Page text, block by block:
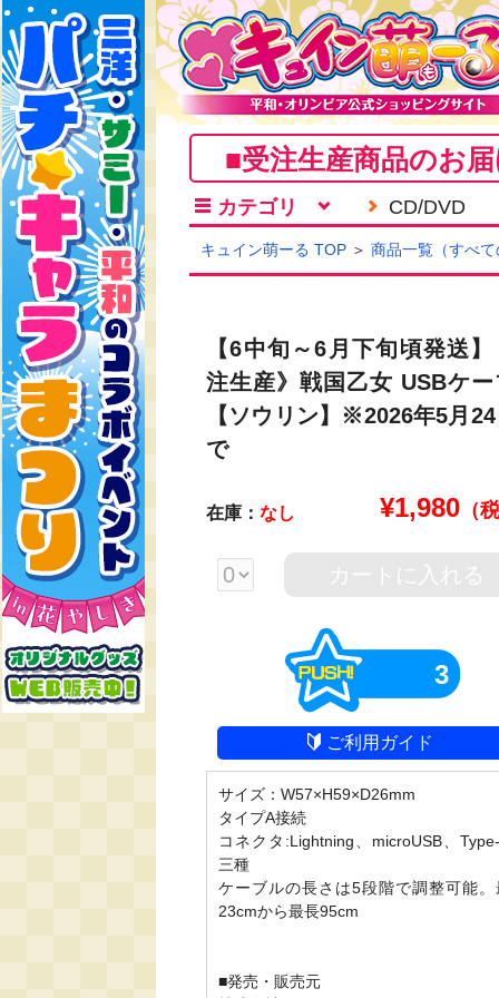
■受注生産商品のお
カテゴリ CD/DVD
キュイン萌ーる TOP ＞ 商品一覧（すべ
【6中旬～6月下旬頃発送
注生産》戦国乙女 USBケー
【ソウリン】※2026年5月
で
在庫： なし ¥1,980 （
カートに入れる
3
ご利用ガイド
サイズ：W57×H59×D26mm
タイプA接続
コネクタ:Lightning、microUSB、
三種
ケーブルの長さは5段階で調整可能。
23cmから最長95cm
■発売・販売元